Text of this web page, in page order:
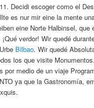
Decidi escoger como el
es nur mir eine la mente
eine Norte Halbinsel, que
¡Qué verdor! Wir quedé
Bilbao. Wir quedé
los que visite
por medio de un viaje
ya que la Gastronomía,